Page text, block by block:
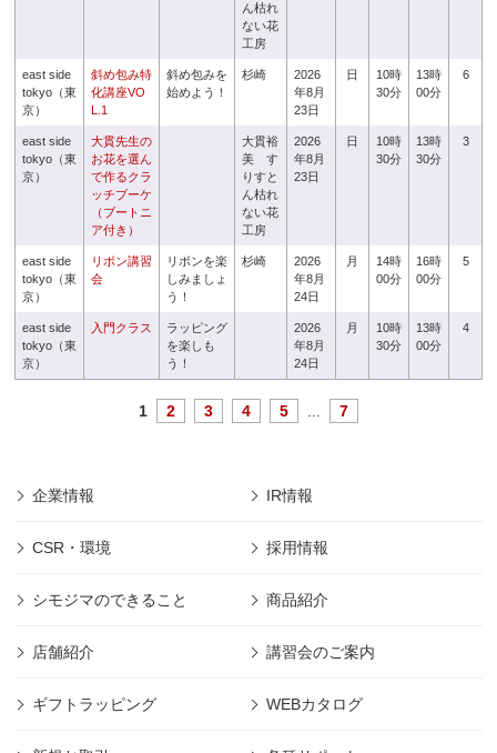
ん枯れ
ない花
工房
east side
tokyo（東
京）
斜め包み特
化講座VO
L.1
斜め包みを
始めよう！
杉崎
2026
年8月
23日
日
10時
30分
13時
00分
6
east side
tokyo（東
京）
大貫先生の
お花を選ん
で作るクラ
ッチブーケ
（ブートニ
ア付き）
大貫裕
美 す
りすと
ん枯れ
ない花
工房
2026
年8月
23日
日
10時
30分
13時
30分
3
east side
tokyo（東
京）
リボン講習
会
リボンを楽
しみましょ
う！
杉崎
2026
年8月
24日
月
14時
00分
16時
00分
5
east side
tokyo（東
京）
入門クラス
ラッピング
を楽しも
う！
2026
年8月
24日
月
10時
30分
13時
00分
4
1 2 3 4 5 7
企業情報 IR情報
CSR・環境 採用情報
シモジマのできること 商品紹介
店舗紹介 講習会のご案内
ギフトラッピング WEBカタログ